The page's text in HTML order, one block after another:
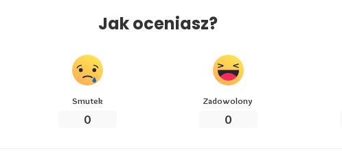
Jak oceniasz?
Smutek
0
Zadowolony
0